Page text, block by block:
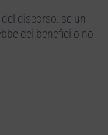
discorso: se un
dei benefici o no